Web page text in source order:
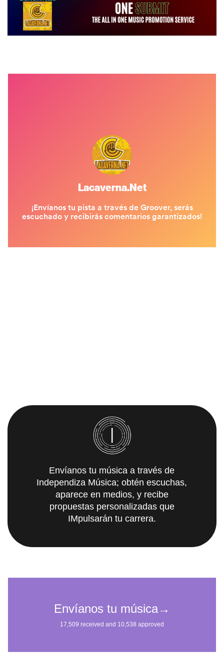
Envíanos tu música a través de
Independiza Música; obtén escuchas,
aparece en medios, y recibe
propuestas personalizadas que
IMpulsarán tu carrera.